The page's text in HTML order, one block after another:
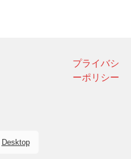
プライバシ
ーポリシー
Desktop